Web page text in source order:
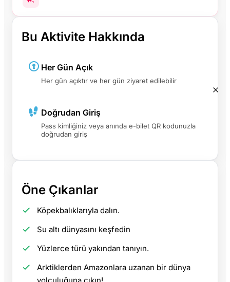
Bu Aktivite Hakkında
Her Gün Açık
Her gün açıktır ve her gün ziyaret edilebilir
Doğrudan Giriş
Pass kimliğiniz veya anında e-bilet QR kodunuzla
doğrudan giriş
Öne Çıkanlar
Köpekbalıklarıyla dalın.
Su altı dünyasını keşfedin
Yüzlerce türü yakından tanıyın.
Arktiklerden Amazonlara uzanan bir dünya
yolculuğuna çıkın!